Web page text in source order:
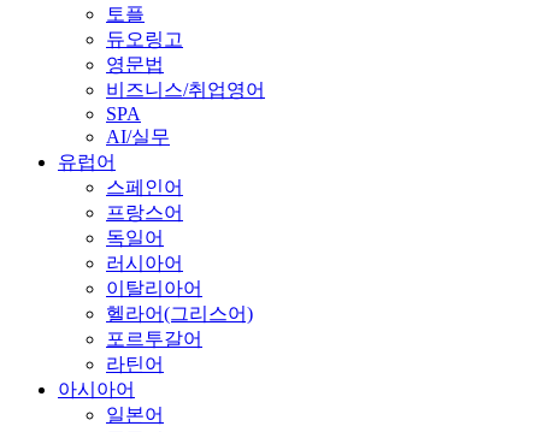
토플
듀오링고
영문법
비즈니스/취업영어
SPA
AI/실무
유럽어
스페인어
프랑스어
독일어
러시아어
이탈리아어
헬라어(그리스어)
포르투갈어
라틴어
아시아어
일본어